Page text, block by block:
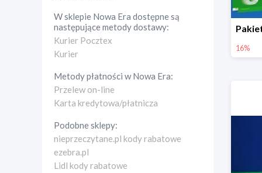
W sklepie Nowa Era dostępne są
następujące metody dostawy:
Kurier Pocztex
Kurier
Metody płatności wNowa Era:
Przelew on-line
Karta kredytowa/płatnicza
Podobne sklepy:
nieprzeczytane.pl kody rabatowe
ezebra.pl
Lidl kody rabatowe
16%